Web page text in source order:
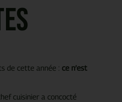
de cette année : ce n’est
cuisinier a concocté